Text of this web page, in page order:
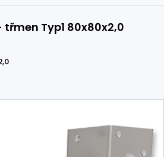
Typ1 80x80x2,0